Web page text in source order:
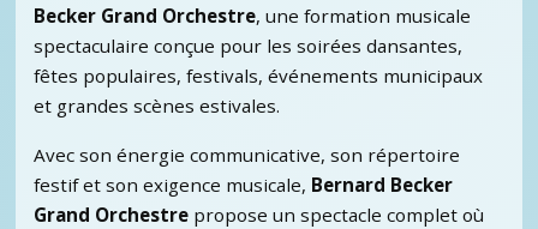
Becker Grand Orchestre, une formation musicale
spectaculaire conçue pour les soirées dansantes,
fêtes populaires, festivals, événements municipaux
et grandes scènes estivales.
Avec son énergie communicative, son répertoire
festif et son exigence musicale, Bernard Becker
Grand Orchestrepropose un spectacle complet où